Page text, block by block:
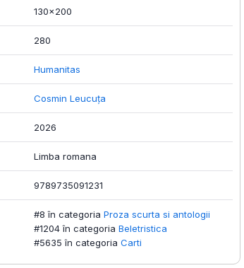
130x200
280
Humanitas
Cosmin Leucuța
2026
Limba romana
9789735091231
#8 în categoria Proza scurta si antologii
#1204 în categoria Beletristica
#5635 în categoria Carti